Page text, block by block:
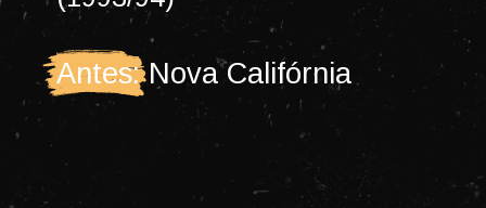
Antes: Nova Califórnia